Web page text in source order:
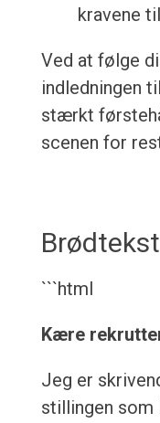
kravene
Ved at følge
indledningen
stærkt
scenen for
```html
Kære
Jeg er
stillingen som